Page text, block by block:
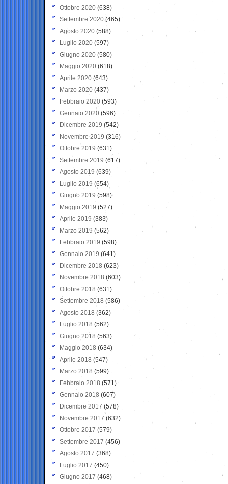
Ottobre 2020 (638)
Settembre 2020(465)
Agosto 2020 (588)
Luglio 2020 (597)
Giugno 2020 (580)
Maggio 2020 (618)
Aprile 2020 (643)
Marzo 2020 (437)
Febbraio 2020 (593)
Gennaio 2020 (596)
Dicembre 2019 (542)
Novembre 2019 (316)
Ottobre 2019 (631)
Settembre 2019 (617)
Agosto 2019 (639)
Luglio 2019 (654)
Giugno 2019 (598)
Maggio 2019 (527)
Aprile 2019 (383)
Marzo 2019 (562)
Febbraio 2019 (598)
Gennaio 2019 (641)
Dicembre 2018 (623)
Novembre 2018 (603)
Ottobre 2018 (631)
Settembre 2018 (586)
Agosto 2018 (362)
Luglio 2018 (562)
Giugno 2018 (563)
Maggio 2018 (634)
Aprile 2018 (547)
Marzo 2018 (599)
Febbraio 2018 (571)
Gennaio 2018 (607)
Dicembre 2017 (578)
Novembre 2017 (632)
Ottobre 2017 (579)
Settembre 2017 (456)
Agosto 2017 (368)
Luglio 2017 (450)
Giugno 2017 (468)